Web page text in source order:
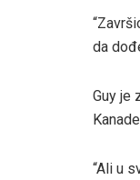
da
Guy je
“Ali u